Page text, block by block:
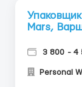
Mars,
3 800 - 4
Personal